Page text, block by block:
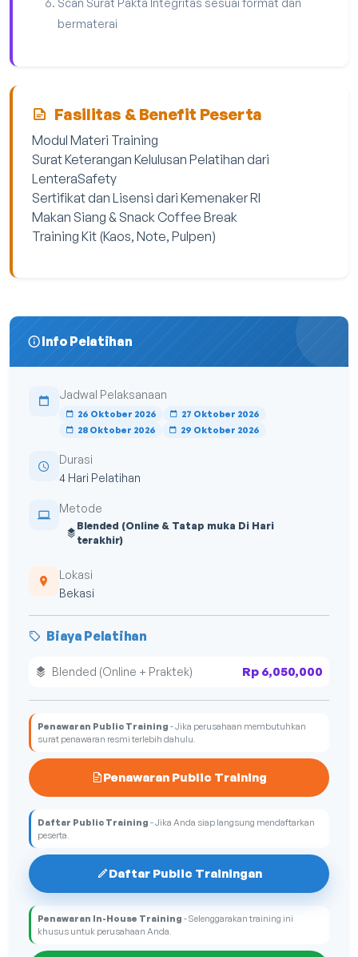
Scan Surat Pakta Integritas sesuai format dan
bermaterai
Fasilitas & Benefit Peserta
Modul Materi Training
Surat Keterangan Kelulusan Pelatihan dari
LenteraSafety
Sertifikat dan Lisensi dari Kemenaker RI
Makan Siang & Snack Coffee Break
Training Kit (Kaos, Note, Pulpen)
Info Pelatihan
Jadwal Pelaksanaan
26 Oktober 2026
27 Oktober 2026
28 Oktober 2026
29 Oktober 2026
Durasi
4 Hari Pelatihan
Metode
Blended (Online & Tatap muka Di Hari
terakhir)
Lokasi
Bekasi
Biaya Pelatihan
Blended (Online + Praktek) Rp 6,050,000
Penawaran Public Training - Jika perusahaan membutuhkan
surat penawaran resmi terlebih dahulu.
Penawaran Public Training
Daftar Public Training - Jika Anda siap langsung mendaftarkan
peserta.
Daftar Public Trainingan
Penawaran In-House Training - Selenggarakan training ini
khusus untuk perusahaan Anda.